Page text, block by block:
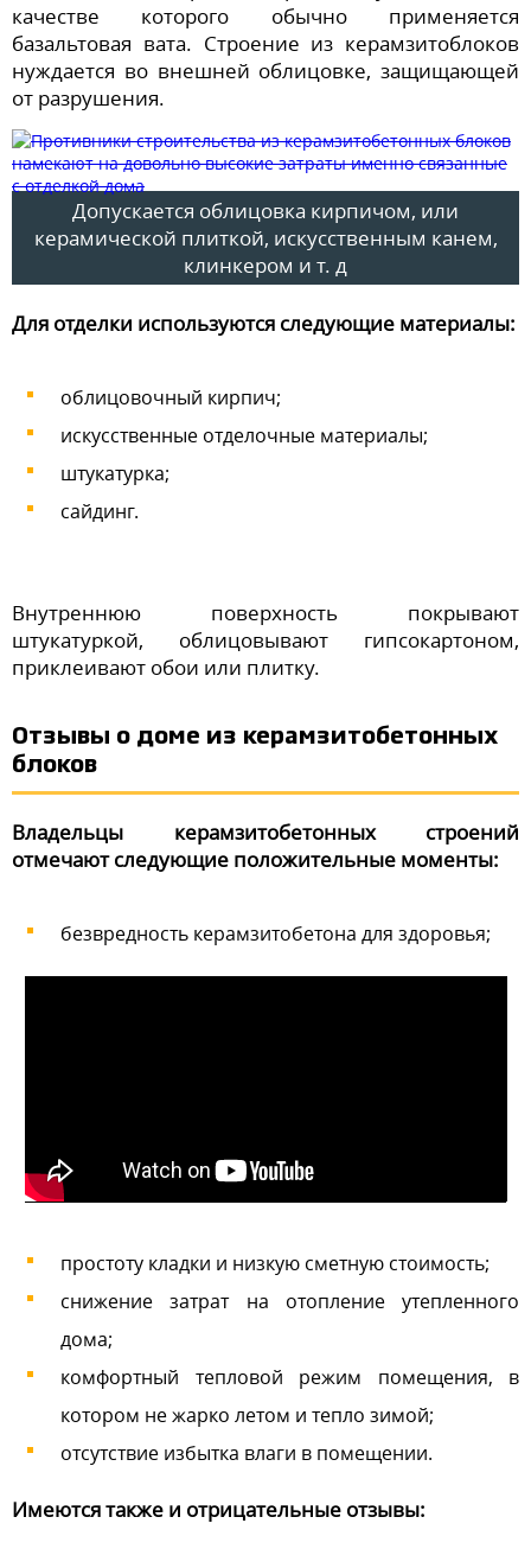
качестве которого обычно применяется
базальтовая вата. Строение из керамзитоблоков
нуждается во внешней облицовке, защищающей
от разрушения.
Допускается облицовка кирпичом, или
керамической плиткой, искусственным канем,
клинкером и т. д
Для отделки используются следующие материалы:
облицовочный кирпич;
искусственные отделочные материалы;
штукатурка;
сайдинг.
Внутреннюю поверхность покрывают
штукатуркой, облицовывают гипсокартоном,
приклеивают обои или плитку.
Отзывы о доме из керамзитобетонных
блоков
Владельцы керамзитобетонных строений
отмечают следующие положительные моменты:
безвредность керамзитобетона для здоровья;
простоту кладки и низкую сметную стоимость;
снижение затрат на отопление утепленного
дома;
комфортный тепловой режим помещения, в
котором не жарко летом и тепло зимой;
отсутствие избытка влаги в помещении.
Имеются также и отрицательные отзывы: